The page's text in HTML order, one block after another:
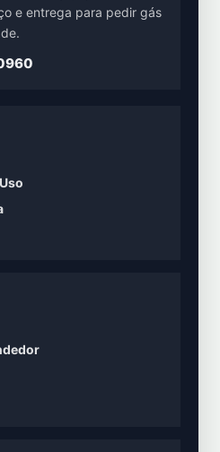
e entrega para pedir gás